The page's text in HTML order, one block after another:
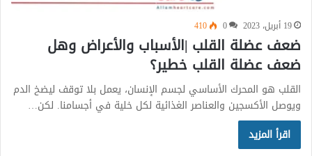
19 أبريل، 2023 0
410
ضعف عضلة القلب |الأسباب والأعراض وهل
ضعف عضلة القلب خطير؟
القلب هو المحرك الأساسي لجسم الإنسان، يعمل بلا توقف ليضخ الدم
ويوصل الأكسجين والعناصر الغذائية لكل خلية في أجسامنا. لكن…
اقرأ المزيد